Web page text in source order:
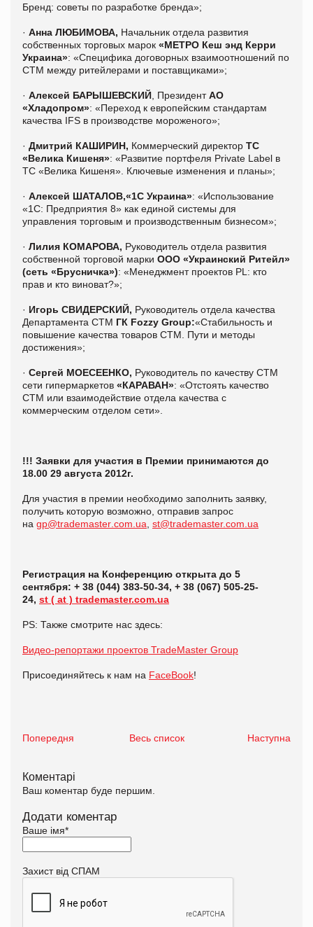
Бренд: советы по разработке бренда»;
· Анна ЛЮБИМОВА, Начальник отдела развития
собственных торговых марок «МЕТРО Кеш энд Керри
Украина»: «Специфика договорных взаимоотношений по
СТМ между ритейлерами и поставщиками»;
· Алексей БАРЫШЕВСКИЙ , ПрезидентАО
«Хладопром»: «Переход к европейским стандартам
качества IFS в производстве мороженого»;
· Дмитрий КАШИРИН, Коммерческий директор ТС
«Велика Кишеня»: «Развитие портфеля Private Label в
ТС «Велика Кишеня». Ключевые изменения и планы»;
· Алексей ШАТАЛОВ,«1С Украина»: «Использование
«1С: Предприятия 8» как единой системы для
управления торговым и производственным бизнесом»;
· Лилия КОМАРОВА, Руководитель отдела развития
собственной торговой марки ООО «Украинский Ритейл»
(сеть «Брусничка»): «Менеджмент проектов PL : кто
прав и кто виноват?»;
· Игорь СВИДЕРСКИЙ, Руководитель отдела качества
Департамента СТМ ГК Fozzy Group:«Стабильность и
повышение качества товаров СТМ. Пути и методы
достижения»;
· Сергей МОЕСЕЕНКО, Руководитель по качеству СТМ
сети гипермаркетов «КАРАВАН»: «Отстоять качество
СТМ или взаимодействие отдела качества с
коммерческим отделом сети».
!!! Заявки для участия в Премии принимаются до
18.00 29 августа 2012г.
Для участия в премии необходимо заполнить заявку,
получить которую возможно, отправив запрос
на gp@trademaster com ua st@trademaster.com.uа
Регистрация на Конференцию открыта до 5
сентября: + 38 (044) 383-50-34, + 38 (067) 505-25-
24, st ( at ) trademaster.com.ua
PS: Также смотрите нас здесь:
Видео-репортажи проектов TradeMaster Group
Присоединяйтесь к нам на FaceBook!
Попередня Весь список Наступна
Коментарі
Ваш коментар буде першим.
Додати коментар
Ваше імя*
Захист від СПАМ